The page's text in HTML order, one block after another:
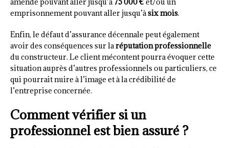
emprisonnement pouvant aller jusqu’àsix mois.
Enfin, le défaut d’assurance décennale peut également
avoir des conséquences sur laréputation professionnelle
du constructeur. Le client mécontent pourra évoquer cette
situation auprès d’autres professionnels ou particuliers, ce
qui pourrait nuire à l’image et à la crédibilité de
l’entreprise concernée.
Comment vérifier si un
professionnel est bien assuré ?